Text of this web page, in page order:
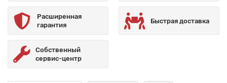
Расширенная
гарантия
Быстрая доставка
Собственный
сервис-центр